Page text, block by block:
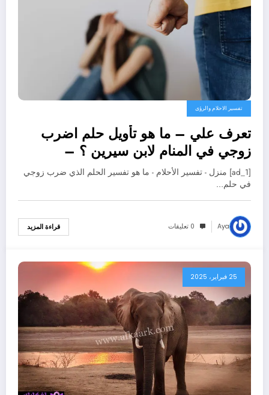
تفسير الاحلام والرؤى
تعرف علي – ما هو تأويل حلم اضرب
زوجي في المنام لابن سيرين ؟ –
بالتفصيل
[ad_1] منزل - تفسير الأحلام - ما هو تفسير الحلم الذي ضرب زوجي
في حلم…
Aya 0 تعليقات قراءة المزيد
25 فبراير، 2025